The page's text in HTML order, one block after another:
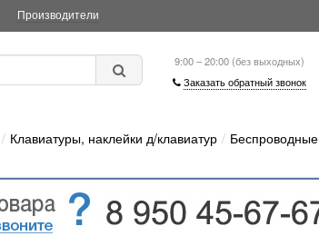
Производители
9:00 – 20:00 (без выходных)
Заказать обратный звонок
Клавиатуры, наклейки д/клавиатур Беспроводные